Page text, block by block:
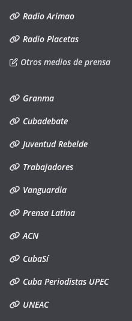
Radio Arimao
Radio Placetas
Otros medios de prensa
Granma
Cubadebate
Juventud Rebelde
Trabajadores
Vanguardia
Prensa Latina
ACN
CubaSí
Cuba Periodistas UPEC
UNEAC